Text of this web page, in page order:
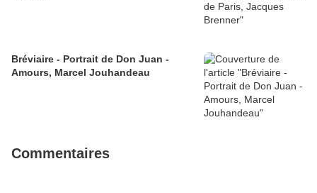
Bréviaire - Portrait de Don Juan -
Amours, Marcel Jouhandeau
Commentaires